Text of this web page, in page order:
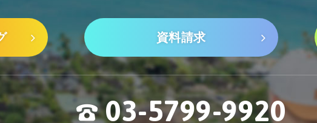
資料請求
03-5799-9920